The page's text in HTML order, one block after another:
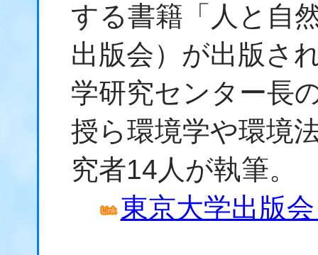
する書籍「人と自
出版会）が出版さ
学研究センター長
授ら環境学や環境
究者14人が執筆。
東京大学出版